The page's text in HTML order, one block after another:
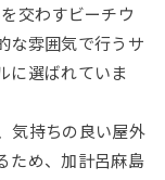
交わすビーチウ
な雰囲気で行うサ
に選ばれていま
気持ちの良い屋外
ため、加計呂麻島